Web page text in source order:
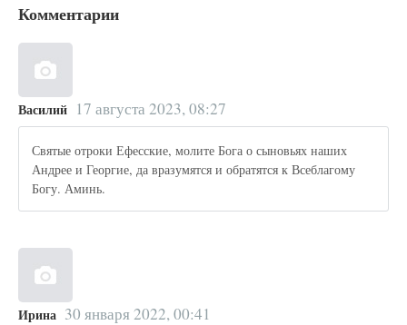
Комментарии
Василий 17 августа 2023, 08:27
Святые отроки Ефесские, молите Бога о сыновьях наших
Андрее и Георгие, да вразумятся и обратятся к Всеблагому
Богу. Аминь.
Ирина 30 января 2022, 00:41